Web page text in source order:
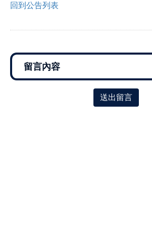
回到公告列表
送出留言